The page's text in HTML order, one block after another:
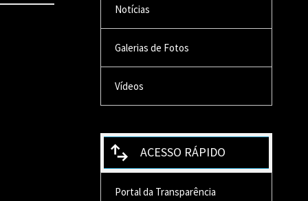
Notícias
Galerias de Fotos
Vídeos
ACESSO RÁPIDO
Portal da Transparência